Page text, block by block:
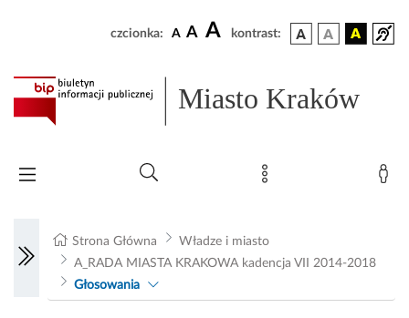
czcionka: A A A kontrast:
Miasto Kraków
Strona Główna
Władze i miasto
A_RADA MIASTA KRAKOWA kadencja VII 2014-2018
Głosowania